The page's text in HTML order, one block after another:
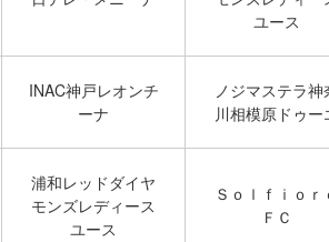
ユース
INAC神戸レオンチ
ーナ
ノジマステラ神
川相模原ドゥー
浦和レッドダイヤ
モンズレディース
ユース
Ｓｏｌｆｉｏｒ
ＦＣ